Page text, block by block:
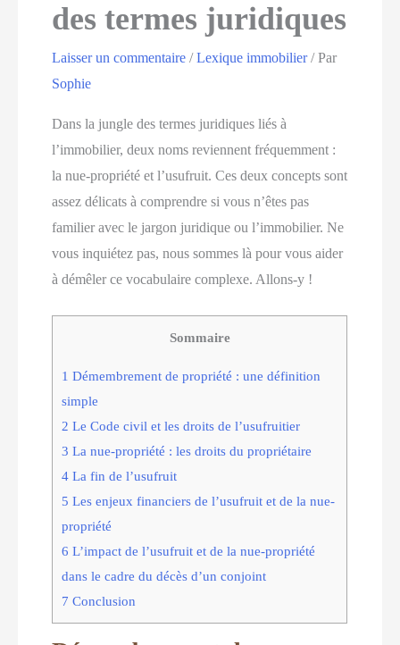
des termes juridiques
Laisser un commentaire /Lexique immobilier/ Par
Sophie
Dans la jungle des termes juridiques liés à
l’immobilier, deux noms reviennent fréquemment :
la nue-propriété et l’usufruit. Ces deux concepts sont
assez délicats à comprendre si vous n’êtes pas
familier avec le jargon juridique ou l’immobilier. Ne
vous inquiétez pas, nous sommes là pour vous aider
à démêler ce vocabulaire complexe. Allons-y !
Sommaire
1 Démembrement de propriété : une définition
simple
2 Le Code civil et les droits de l’usufruitier
3 La nue-propriété : les droits du propriétaire
4 La fin de l’usufruit
5 Les enjeux financiers de l’usufruit et de la nue-
propriété
6 L’impact de l’usufruit et de la nue-propriété
dans le cadre du décès d’un conjoint
7 Conclusion